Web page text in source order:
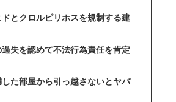
とクロルピリホスを規制する建
失を認めて不法行為責任を肯定
た部屋から引っ越さないとヤバ